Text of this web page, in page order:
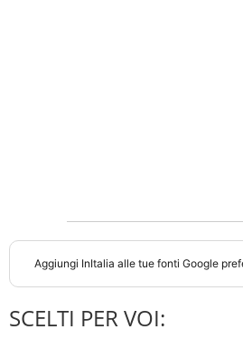
Aggiungi InItalia alle tue fonti Google
SCELTI PER VOI: